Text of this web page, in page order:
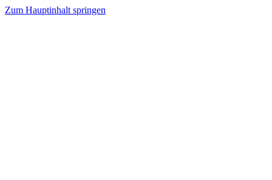
Zum Hauptinhalt springen